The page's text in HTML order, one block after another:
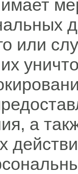
или
а